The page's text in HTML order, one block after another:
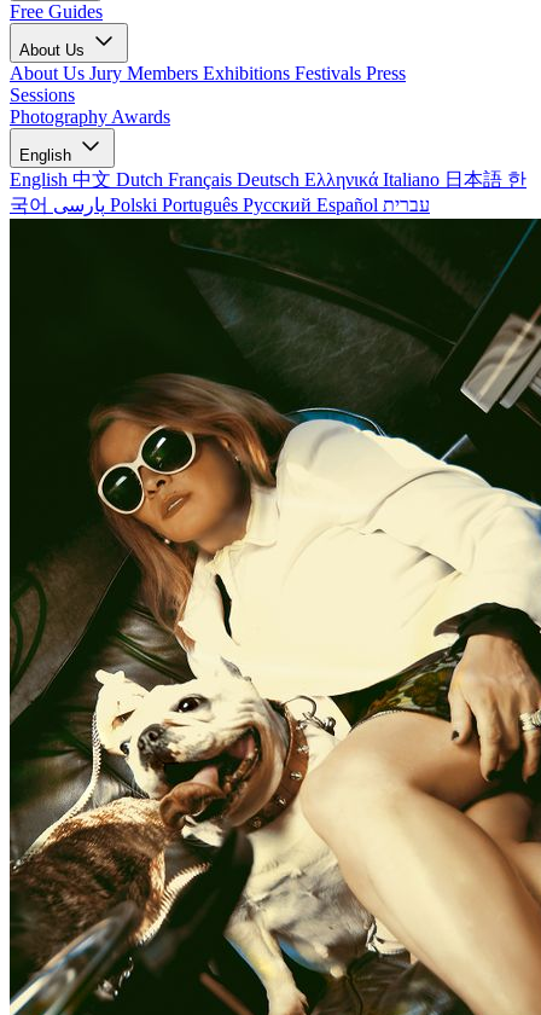
Free Guides
About Us
About Us Jury Members Exhibitions Festivals Press
Sessions
Photography Awards
English
English 中文 Dutch Français Deutsch Ελληνικά Italiano 日本語 한
국어
Polski Português Русский Español עברית